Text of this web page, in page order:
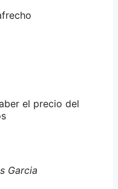
el precio del
Garcia